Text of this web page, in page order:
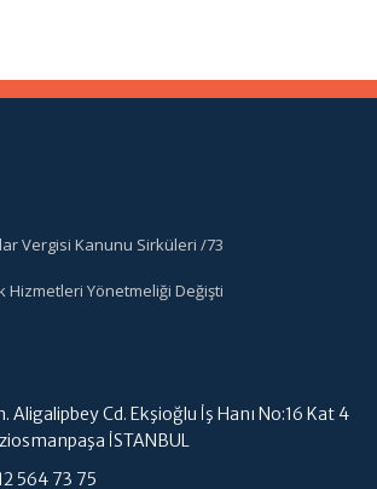
Vergisi Kanunu Sirküleri /73
Hizmetleri Yönetmeliği Değişti
Aligalipbey Cd. Ekşioğlu İş Hanı No:16 Kat 4
İSTANBUL
564 73 75